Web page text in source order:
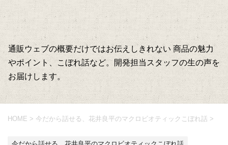
通販ウェブの概要だけではお伝えしきれない 商品の魅力
やポイント、こぼれ話など。開発担当スタッフの生の声を
お届けします。
HOME > 今だから話せる、花井良平のマクロビオティックこぼれ話 >